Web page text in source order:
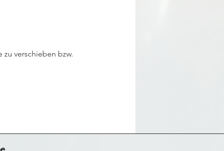
verschieben bzw.